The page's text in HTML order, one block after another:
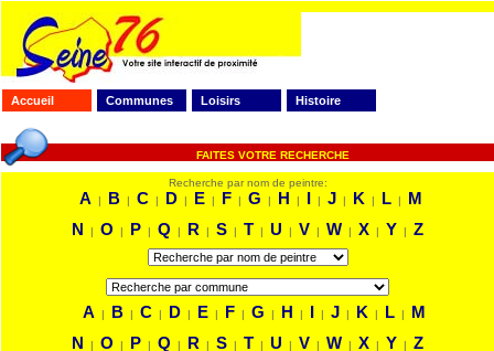
Accueil Communes Loisirs Histoire
FAITES VOTRE RECHERCHE
Recherche par nom de peintre:
A | B | C | D | E | F | G | H | I | J | K | L |
M
N
| O | P | Q | R | S | T | U | V | W | X | Y | Z
A | B | C | D | E | F | G | H | I | J | K | L |
M
N
| O | P | Q | R | S | T | U | V | W | X | Y | Z